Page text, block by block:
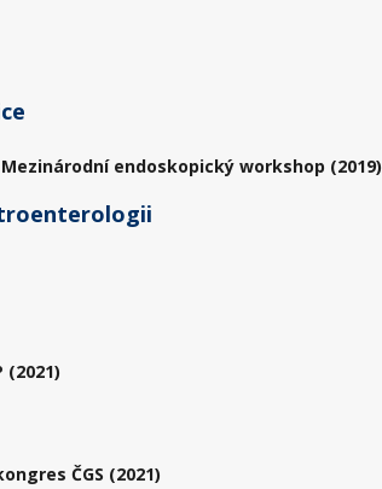
endoskopický workshop (2019)
(2021)
ČGS (2021)